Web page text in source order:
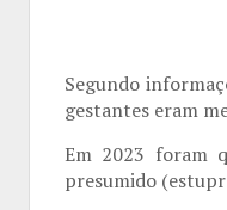
Segundo
gestantes eram
Em 2023 foram
presumido